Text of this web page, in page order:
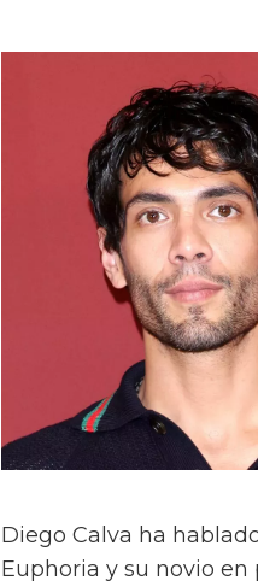
Diego Calva ha
Euphoria y su novio en